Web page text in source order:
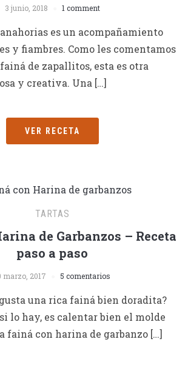
3 junio, 2018 1 comment
es un acompañamiento
y fiambres. Como les comentamos
de zapallitos, esta es otra
y creativa. Una […]
VER RECETA
TARTAS
de Garbanzos – Receta
paso a paso
marzo, 2017 5 comentarios
una rica fainá bien doradita?
lo hay, es calentar bien el molde
fainá con harina de garbanzo […]